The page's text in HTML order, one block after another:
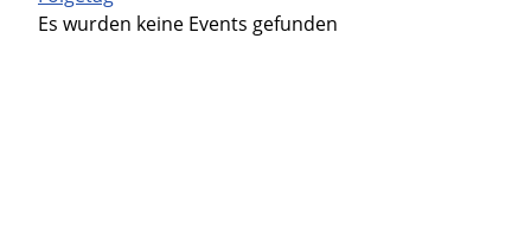
Es wurden keine Events gefunden